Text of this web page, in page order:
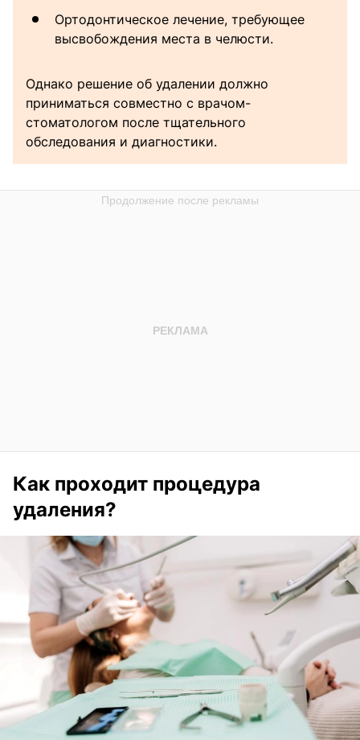
Ортодонтическое лечение, требующее
высвобождения места в челюсти.
Однако решение об удалении должно
приниматься совместно с врачом-
стоматологом после тщательного
обследования и диагностики.
Как проходит процедура
удаления?